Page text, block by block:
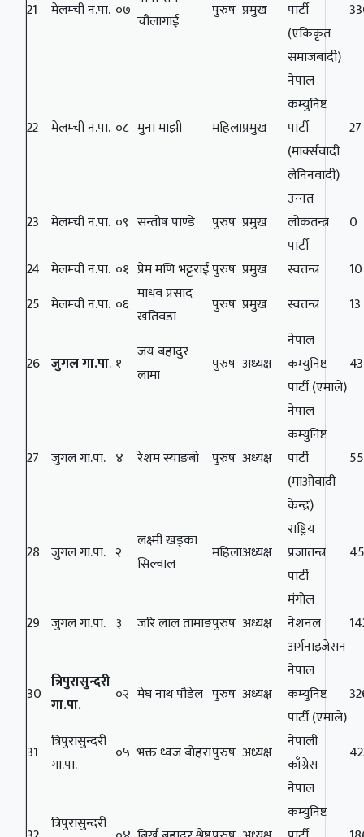
21 मेलम्ची न.पा. ०७
चौलागाई
पुरुष प्रमुख
पार्टी
(एकिकृत
समाजबादी)
22 मेलम्ची न.पा. ०८ मुना माझी महिलाप्रमुख
नेपाल
कम्युनिष्ट
पार्टी
(मार्क्सवादी
लेनिनवादी)
27
23 मेलम्ची न.पा. ०९ सन्तोष पाण्डे पुरुष प्रमुख
उन्‍नत
लोकतन्त्र
पार्टी
0
24 मेलम्ची न.पा. ०१ प्रेम मणि भट्टराईपुरुष प्रमुख स्वतन्त्र
10
25 मेलम्ची न.पा. ०६
माधव प्रसाद
खतिवडा
पुरुष प्रमुख स्वतन्त्र 13
26 जुगल गा.पा. १
जय बहादुर
लामा
पुरुष अध्यक्ष
नेपाल
कम्युनिष्ट
पार्टी (एमाले)
27 जुगल गा.पा. ४ रेशम स्‍याङबो पुरुष अध्यक्ष
नेपाल
कम्युनिष्ट
पार्टी
(माओवादी
केन्द्र)
28 जुगल गा.पा. २
लक्ष्मी खड्का
सिल्वाल
महिलाअध्यक्ष
राष्ट्रिय
प्रजातन्त्र
पार्टी
29 जुगल गा.पा. ३ जरि लाल तामाङपुरुष अध्यक्ष
मंगोल
नेशनल
अर्गनाइजेसन
30
त्रिपुरासुन्दरी
गा.पा.
०२ मेघ नाथ पौडेल पुरुष अध्यक्ष
नेपाल
कम्युनिष्ट
पार्टी (एमाले)
31
त्रिपुरासुन्दरी
गा.पा.
०५ भक्त ध्वज बोहरापुरुष अध्यक्ष
नेपाली
काँग्रेस
त्रिपुरासुन्दरी
नेपाल
कम्युनिष्ट